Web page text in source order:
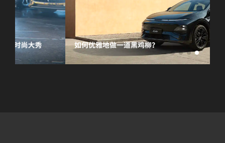
如何优雅地做一道黑鸡柳？